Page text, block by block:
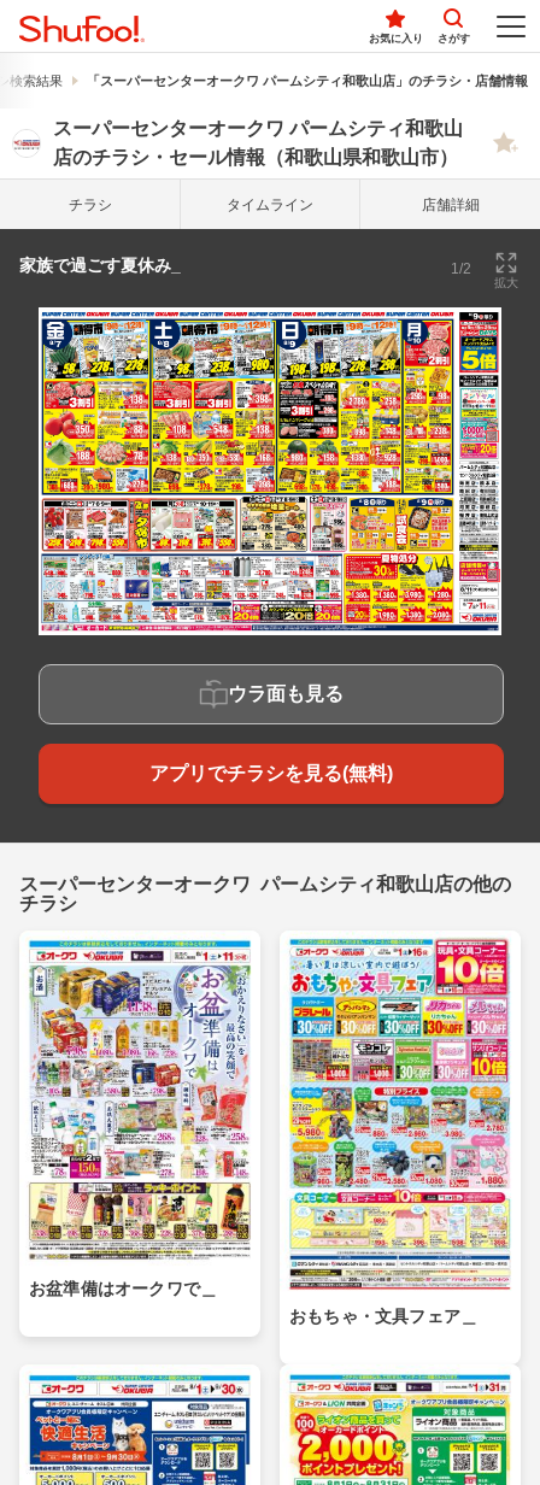
お気に入り さがす
検索結果 「スーパーセンターオークワ パームシティ和歌山店」のチラシ・店舗情報
スーパーセンターオークワ パームシティ和歌山
店のチラシ・セール情報（和歌山県和歌山市）
チラシ タイム ライン 店舗詳細
家族で過ごす夏休み_ 1/2
拡大
ウラ面も見る
アプリでチラシを見る(無料)
スーパーセンターオークワ パームシティ和歌山店の他の
チラシ
お盆準備はオークワで＿
おもちゃ・文具フェア＿